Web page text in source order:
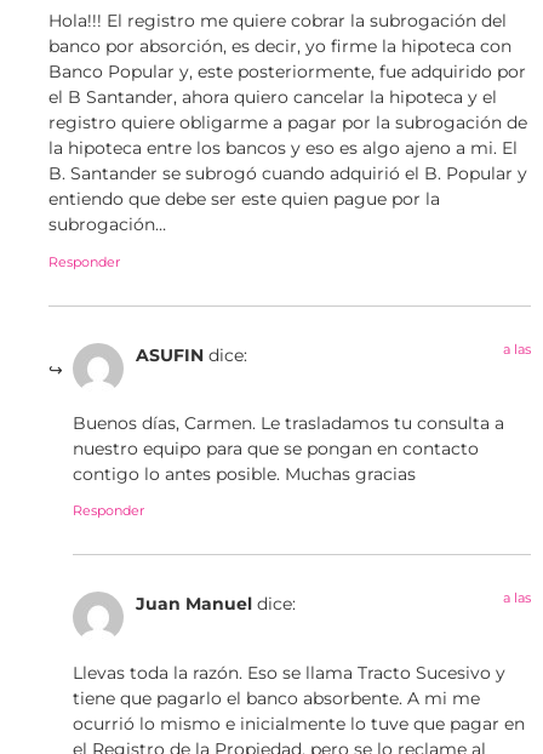
Hola!!! El registro me quiere cobrar la subrogación del
banco por absorción, es decir, yo firme la hipoteca con
Banco Popular y, este posteriormente, fue adquirido por
el B Santander, ahora quiero cancelar la hipoteca y el
registro quiere obligarme a pagar por la subrogación de
la hipoteca entre los bancos y eso es algo ajeno a mi. El
B. Santander se subrogó cuando adquirió el B. Popular y
entiendo que debe ser este quien pague por la
subrogación…
Responder
ASUFIN dice: a las
Buenos días, Carmen. Le trasladamos tu consulta a
nuestro equipo para que se pongan en contacto
contigo lo antes posible. Muchas gracias
Responder
Juan Manuel dice: a las
Llevas toda la razón. Eso se llama Tracto Sucesivo y
tiene que pagarlo el banco absorbente. A mi me
ocurrió lo mismo e inicialmente lo tuve que pagar en
el Registro de la Propiedad, pero se lo reclame al